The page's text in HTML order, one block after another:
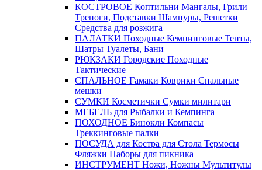
КОСТРОВОЕ Коптильни Мангалы, Грили
Треноги, Подставки Шампуры, Решетки
Средства для розжига
ПАЛАТКИ Походные Кемпинговые Тенты,
Шатры Туалеты, Бани
РЮКЗАКИ Городские Походные
Тактические
СПАЛЬНОЕ Гамаки Коврики Спальные
мешки
СУМКИ Косметички Сумки милитари
МЕБЕЛЬ для Рыбалки и Кемпинга
ПОХОДНОЕ Бинокли Компасы
Треккинговые палки
ПОСУДА для Костра для Стола Термосы
Фляжки Наборы для пикника
ИНСТРУМЕНТ Ножи, Ножны Мультитулы